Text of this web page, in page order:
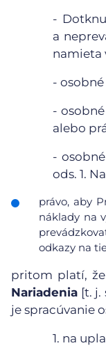
-
a
namieta
- osobné
-
alebo
-
ods. 1.
právo, aby
náklady na
odkazy na
pritom platí, že
Nariadenia [t.
je spracúvanie
1. na